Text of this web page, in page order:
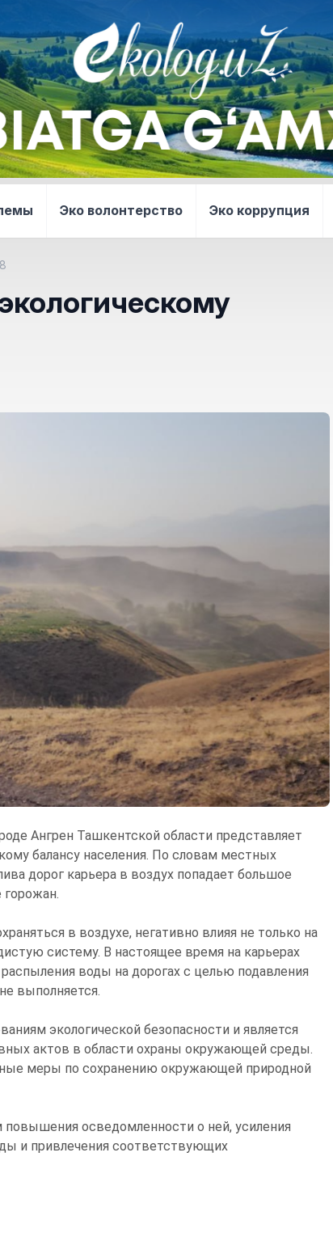
Эко волонтерство Эко коррупция
Ангрен Ташкентской области представляет
балансу населения. По словам местных
дорог карьера в воздух попадает большое
горожан.
в воздухе, негативно влияя не только на
систему. В настоящее время на карьерах
воды на дорогах с целью подавления
выполняется.
экологической безопасности и является
актов в области охраны окружающей среды.
меры по сохранению окружающей природной
осведомленности о ней, усиления
и привлечения соответствующих